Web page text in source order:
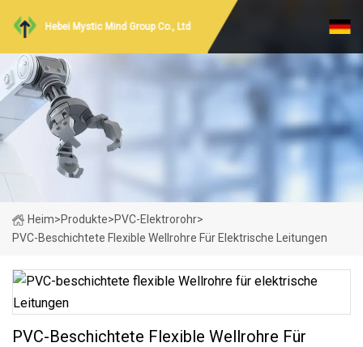
Hebei Mystic Mind Group Co., Ltd
Heim>Produkte>PVC-Elektrorohr>
PVC-Beschichtete Flexible Wellrohre Für Elektrische Leitungen
PVC-Beschichtete Flexible Wellrohre Für